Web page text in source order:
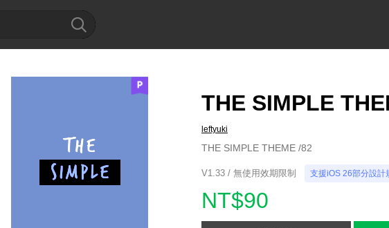
THE SIMPLE
leftyuki
THE SIMPLE THEME /82
V1.33 / 無使用效期限制 支援iOS 26部分設計
NT$90